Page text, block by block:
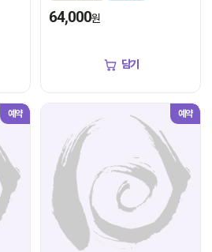
64,000원
담기
예약 예약